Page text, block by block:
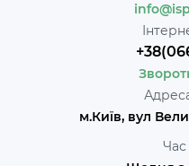
м.Київ, вул